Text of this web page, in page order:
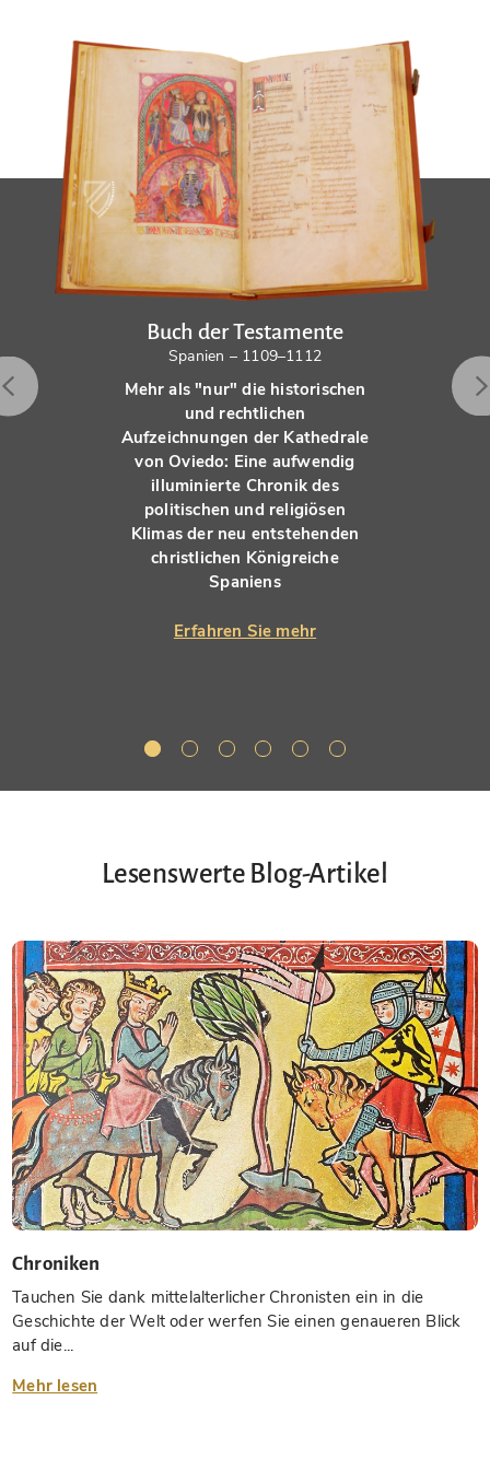
Buch der Testamente
Spanien – 1109–1112
Mehr als "nur" die historischen
und rechtlichen
Aufzeichnungen der Kathedrale
von Oviedo: Eine aufwendig
illuminierte Chronik des
politischen und religiösen
Klimas der neu entstehenden
christlichen Königreiche
Spaniens
Erfahren Sie mehr
Lesenswerte Blog-Artikel
Chroniken
Tauchen Sie dank mittelalterlicher Chronisten ein in die
Geschichte der Welt oder werfen Sie einen genaueren Blick
auf die...
Mehr lesen